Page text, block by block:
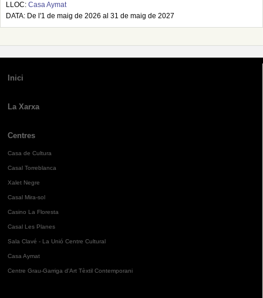
LLOC: Casa Aymat
DATA: De l'1 de maig de 2026 al 31 de maig de 2027
Inici
La Xarxa
Centres
Casa de Cultura
Casal Torreblanca
Xalet Negre
Casal Mira-sol
Casino La Floresta
Casal Les Planes
Sala Clavé - La Unió Centre Cultural
Casa Aymat
Centre Grau-Garriga d'Art Tèxtil Contemporani